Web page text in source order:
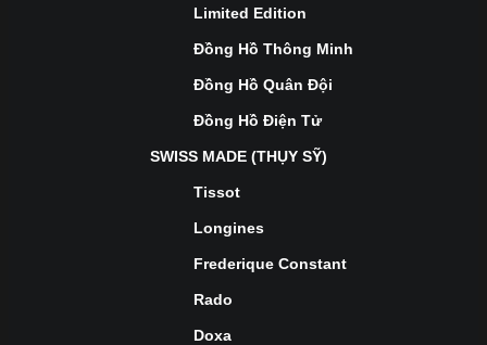
Limited Edition
Đồng Hồ Thông Minh
Đồng Hồ Quân Đội
Đồng Hồ Điện Tử
SWISS MADE (THỤY SỸ)
Tissot
Longines
Frederique Constant
Rado
Doxa